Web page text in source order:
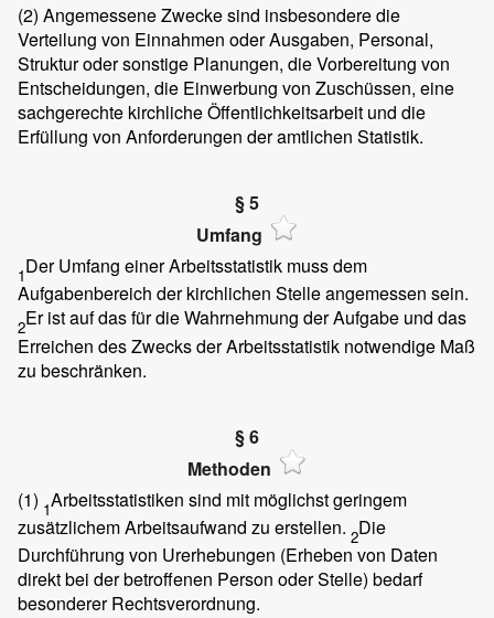
(2) Angemessene Zwecke sind insbesondere die
Verteilung von Einnahmen oder Ausgaben, Personal,
Struktur oder sonstige Planungen, die Vorbereitung von
Entscheidungen, die Einwerbung von Zuschüssen, eine
sachgerechte kirchliche Öffentlichkeitsarbeit und die
Erfüllung von Anforderungen der amtlichen Statistik.
§ 5
Umfang
1Der Umfang einer Arbeitsstatistik muss dem
Aufgabenbereich der kirchlichen Stelle angemessen sein.
2Er ist auf das für die Wahrnehmung der Aufgabe und das
Erreichen des Zwecks der Arbeitsstatistik notwendige Maß
zu beschränken.
§ 6
Methoden
(1) 1Arbeitsstatistiken sind mit möglichst geringem
zusätzlichem Arbeitsaufwand zu erstellen. 2Die
Durchführung von Urerhebungen (Erheben von Daten
direkt bei der betroffenen Person oder Stelle) bedarf
besonderer Rechtsverordnung.